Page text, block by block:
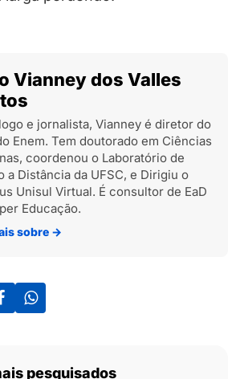
Vianney dos Valles
e jornalista, Vianney é diretor do
Enem. Tem doutorado em Ciências
coordenou o Laboratório de
a Distância da UFSC, e Dirigiu o
Unisul Virtual. É consultor de EaD
Educação.
sobre →
pesquisados